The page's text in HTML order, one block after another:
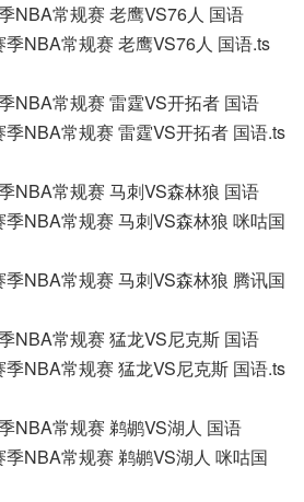
NBA常规赛 老鹰VS76人 国语
NBA常规赛 老鹰VS76人 国语.ts
NBA常规赛 雷霆VS开拓者 国语
NBA常规赛 雷霆VS开拓者 国语.ts
NBA常规赛 马刺VS森林狼 国语
NBA常规赛 马刺VS森林狼 咪咕国
NBA常规赛 马刺VS森林狼 腾讯国
NBA常规赛 猛龙VS尼克斯 国语
NBA常规赛 猛龙VS尼克斯 国语.ts
NBA常规赛 鹈鹕VS湖人 国语
NBA常规赛 鹈鹕VS湖人 咪咕国